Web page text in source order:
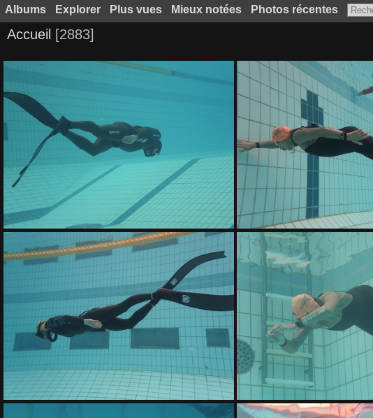
Albums Explorer Plus vues Mieux notées Photos récentes
Accueil 2883
IMG 8855 IMG 8848